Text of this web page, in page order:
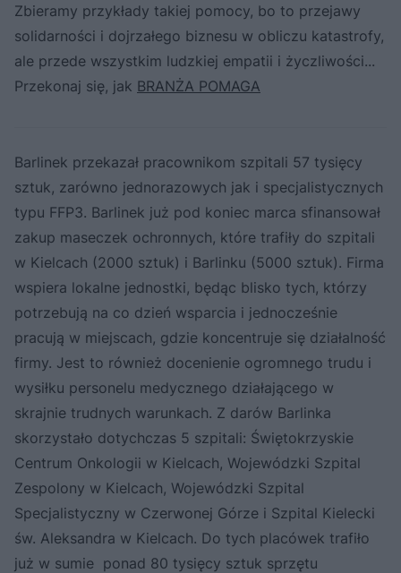
Zbieramy przykłady takiej pomocy, bo to przejawy
solidarności i dojrzałego biznesu w obliczu katastrofy,
ale przede wszystkim ludzkiej empatii i życzliwości...
Przekonaj się, jak BRANŻA POMAGA
Barlinek przekazał pracownikom szpitali 57 tysięcy
sztuk, zarówno jednorazowych jak i specjalistycznych
typu FFP3. Barlinek już pod koniec marca sfinansował
zakup maseczek ochronnych, które trafiły do szpitali
w Kielcach (2000 sztuk) i Barlinku (5000 sztuk). Firma
wspiera lokalne jednostki, będąc blisko tych, którzy
potrzebują na co dzień wsparcia i jednocześnie
pracują w miejscach, gdzie koncentruje się działalność
firmy. Jest to również docenienie ogromnego trudu i
wysiłku personelu medycznego działającego w
skrajnie trudnych warunkach. Z darów Barlinka
skorzystało dotychczas 5 szpitali: Świętokrzyskie
Centrum Onkologii w Kielcach, Wojewódzki Szpital
Zespolony w Kielcach, Wojewódzki Szpital
Specjalistyczny w Czerwonej Górze i Szpital Kielecki
św. Aleksandra w Kielcach. Do tych placówek trafiło
już w sumie ponad 80 tysięcy sztuk sprzętu